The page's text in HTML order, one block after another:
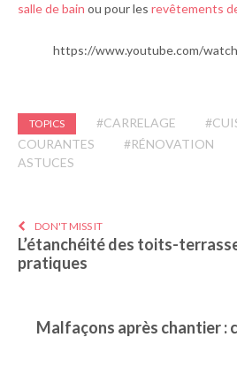
salle de bain ou pour les revêtements
https://www.youtube.com/
TOPICS #CARRELAGE
COURANTES
#RÉNOVATION
ASTUCES
DON'T MISS IT
L’étanchéité des toits-
pratiques
Malfaçons après chantier :